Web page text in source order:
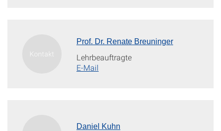
Prof. Dr. Renate Breuninger
Lehrbeauftragte
E-Mail
Daniel Kuhn